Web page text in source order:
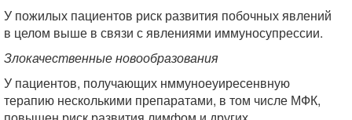
У пожилых пациентов риск развития побочных явлений
в целом выше в связи с явлениями иммуносупрессии.
Злокачественные новообразования
У пациентов, получающих нммуноеуиресенвную
терапию несколькими препаратами, в том числе МФК,